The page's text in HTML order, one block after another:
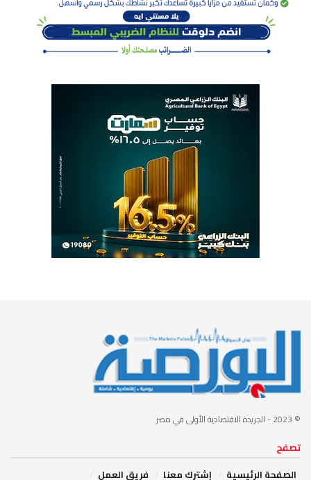
© 2023 - الجريدة الاقتصادية الأولى في مصر
تصفح
الصفحة الرئيسية
إشترك معنا فريق العمل